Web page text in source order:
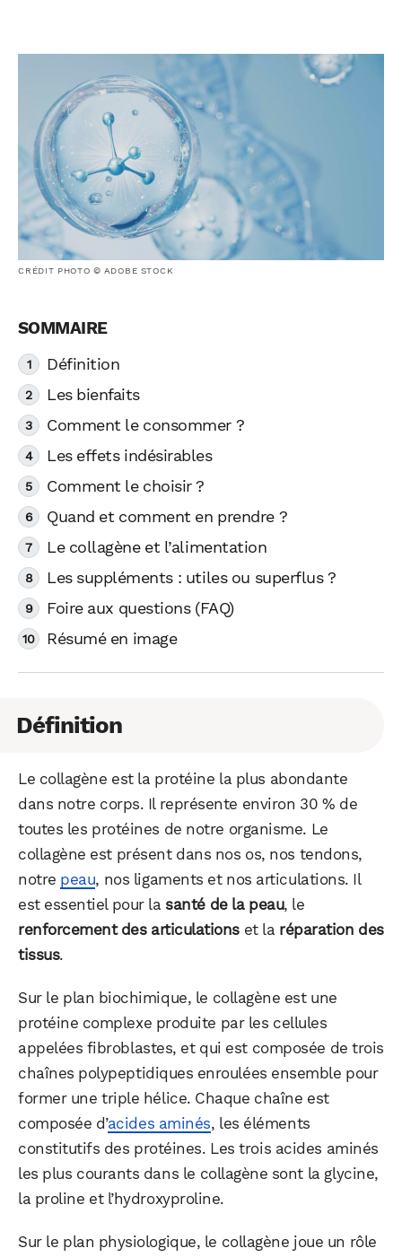
CRÉDIT PHOTO © ADOBE STOCK
Définition
Les bienfaits
Comment le consommer ?
Les effets indésirables
Comment le choisir ?
Quand et comment en prendre ?
Le collagène et l’alimentation
Les suppléments : utiles ou superflus ?
Foire aux questions (FAQ)
Résumé en image
Définition
Le collagène est la protéine la plus abondante
dans notre corps. Il représente environ 30 % de
toutes les protéines de notre organisme. Le
collagène est présent dans nos os, nos tendons,
notre peau, nos ligaments et nos articulations. Il
est essentiel pour lasanté de la peau, le
renforcement des articulations et la réparation des
tissus.
Sur le plan biochimique, le collagène est une
protéine complexe produite par les cellules
appelées fibroblastes, et qui est composée de trois
chaînes polypeptidiques enroulées ensemble pour
former une triple hélice. Chaque chaîne est
composée d’acides aminés, les éléments
constitutifs des protéines. Les trois acides aminés
les plus courants dans le collagène sont la glycine,
la proline et l’hydroxyproline.
Sur le plan physiologique, le collagène joue un rôle